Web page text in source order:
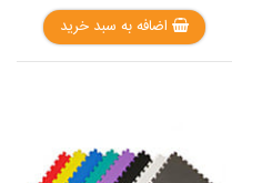
اضافه به سبد خرید